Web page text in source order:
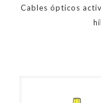
Cables ópticos